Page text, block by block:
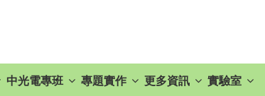
中光電專班 專題實作 更多資訊 實驗室